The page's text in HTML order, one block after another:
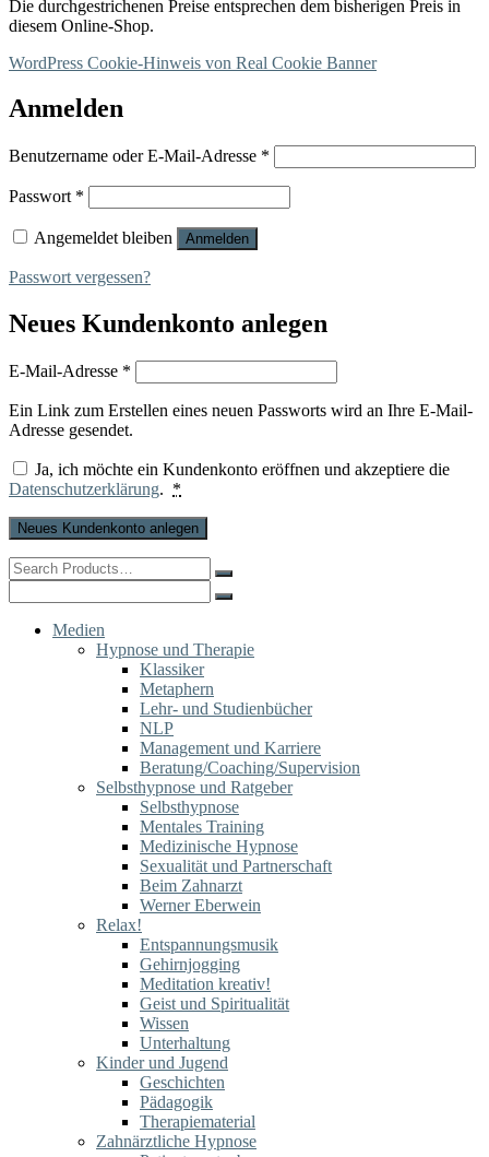
Die durchgestrichenen Preise entsprechen dem bisherigen Preis in
diesem Online-Shop.
WordPress Cookie-Hinweis von Real Cookie Banner
Anmelden
Benutzername oder E-Mail-Adresse *
Passwort *
Angemeldet bleiben Anmelden
Passwort vergessen?
Neues Kundenkonto anlegen
E-Mail-Adresse *
Ein Link zum Erstellen eines neuen Passworts wird an Ihre E-Mail-
Adresse gesendet.
Ja, ich möchte ein Kundenkonto eröffnen und akzeptiere die
Datenschutzerklärung. *
Neues Kundenkonto anlegen
Search
for:
for:
Medien
Hypnose und Therapie
Klassiker
Metaphern
Lehr- und Studienbücher
NLP
Management und Karriere
Beratung/Coaching/Supervision
Selbsthypnose und Ratgeber
Selbsthypnose
Mentales Training
Medizinische Hypnose
Sexualität und Partnerschaft
Beim Zahnarzt
Werner Eberwein
Relax!
Entspannungsmusik
Gehirnjogging
Meditation kreativ!
Geist und Spiritualität
Wissen
Unterhaltung
Kinder und Jugend
Geschichten
Pädagogik
Therapiematerial
Zahnärztliche Hypnose